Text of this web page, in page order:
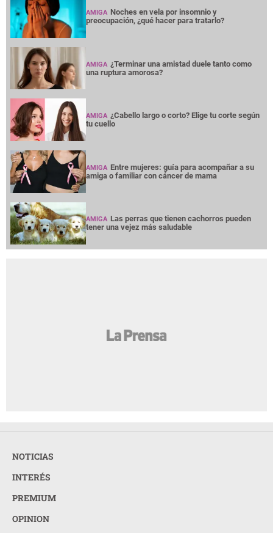
AMIGA Noches en vela por insomnio y
preocupación, ¿qué hacer para tratarlo?
AMIGA ¿Terminar una amistad duele tanto como
una ruptura amorosa?
AMIGA ¿Cabello largo o corto? Elige tu corte según
tu cuello
AMIGA Entre mujeres: guía para acompañar a su
amiga o familiar con cáncer de mama
AMIGA Las perras que tienen cachorros pueden
tener una vejez más saludable
NOTICIAS
INTERÉS
PREMIUM
OPINION